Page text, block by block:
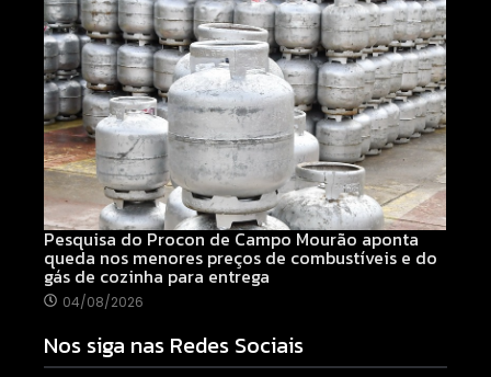
Pesquisa do Procon de Campo Mourão aponta
queda nos menores preços de combustíveis e do
gás de cozinha para entrega
04/08/2026
Nos siga nas Redes Sociais